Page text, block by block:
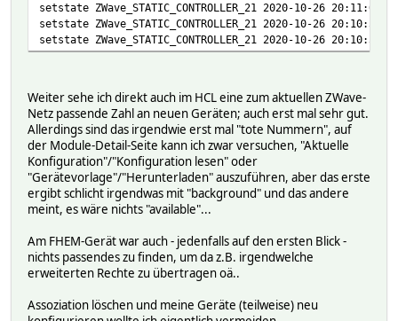
setstate ZWave_STATIC_CONTROLLER_21 2020-10-26 20:11:04
setstate ZWave_STATIC_CONTROLLER_21 2020-10-26 20:10:58
setstate ZWave_STATIC_CONTROLLER_21 2020-10-26 20:10:58
Weiter sehe ich direkt auch im HCL eine zum aktuellen ZWave-
Netz passende Zahl an neuen Geräten; auch erst mal sehr gut.
Allerdings sind das irgendwie erst mal "tote Nummern", auf
der Module-Detail-Seite kann ich zwar versuchen, "Aktuelle
Konfiguration"/"Konfiguration lesen" oder
"Gerätevorlage"/"Herunterladen" auszuführen, aber das erste
ergibt schlicht irgendwas mit "background" und das andere
meint, es wäre nichts "available"...
Am FHEM-Gerät war auch - jedenfalls auf den ersten Blick -
nichts passendes zu finden, um da z.B. irgendwelche
erweiterten Rechte zu übertragen oä..
Assoziation löschen und meine Geräte (teilweise) neu